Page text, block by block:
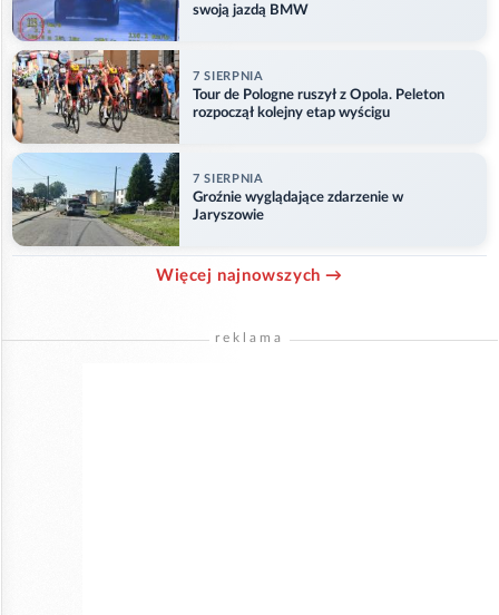
swoją jazdą BMW
7 SIERPNIA
Tour de Pologne ruszył z Opola. Peleton
rozpoczął kolejny etap wyścigu
7 SIERPNIA
Groźnie wyglądające zdarzenie w
Jaryszowie
Więcej najnowszych →
reklama